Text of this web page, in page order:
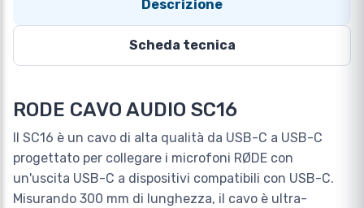
Descrizione
Scheda tecnica
RODE CAVO AUDIO SC16
Il SC16 è un cavo di alta qualità da USB-C a USB-C
progettato per collegare i microfoni RØDE con
un'uscita USB-C a dispositivi compatibili con USB-C.
Misurando 300 mm di lunghezza, il cavo è ultra-